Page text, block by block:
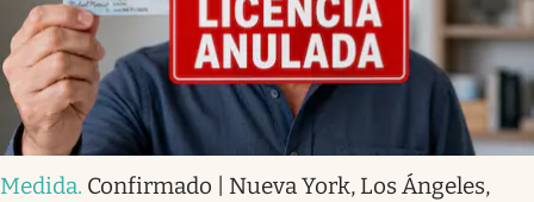
Medida. Confirmado | Nueva York, Los Ángeles,